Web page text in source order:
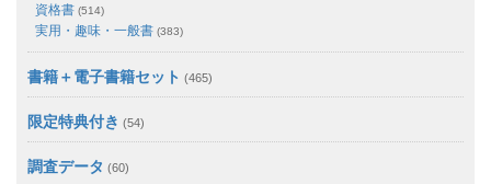
資格書 (514)
実用・趣味・一般書 (383)
書籍＋電子書籍セット (465)
限定特典付き (54)
調査データ (60)